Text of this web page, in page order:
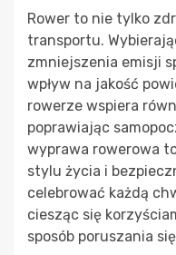
Rower to nie tylko
transportu.
zmniejszenia emisji
wpływ na jakość
rowerze wspiera
poprawiając
wyprawa rowerowa
stylu życia i
celebrować każdą
ciesząc się
sposób poruszania